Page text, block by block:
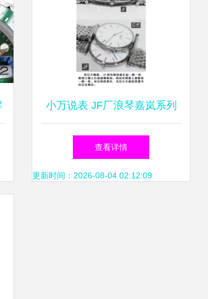
小万说表 JF厂浪琴嘉岚系列
顶级副本与原版深度对比解析
及钟表寄卖服务指南
查看详情
更新时间：2026-08-04 02:12:09